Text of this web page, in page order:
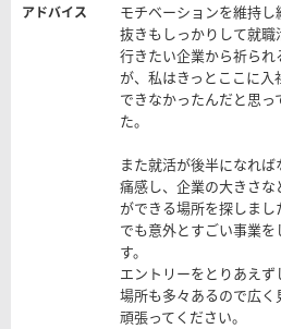
アドバイス
モチベーションを維持
抜きもしっかりして就職
行きたい企業から祈ら
が、私はきっとここに
できなかったんだと思
た。
また就活が後半になれ
痛感し、企業の大きさ
ができる場所を探しま
でも意外とすごい事業
す。
エントリーをとりあえ
場所も多々あるので広く
頑張ってください。